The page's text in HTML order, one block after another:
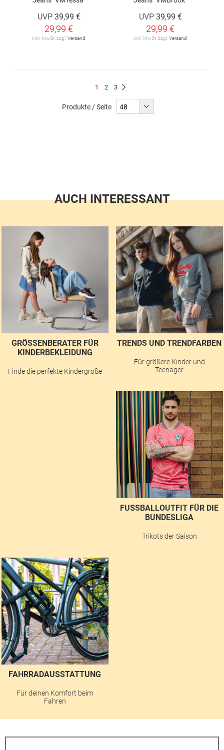
UVP 39,99 €
29,99 €
inkl. MwSt. zzgl. Versand
UVP 39,99 €
29,99 €
inkl. MwSt. zzgl. Versand
Du
1 Seite
2 Seite
3
Produkte / Seite
AUCH INTERESSANT
GRÖSSENBERATER FÜR K
INDERBEKLEIDUNG
Finde die perfekte Kindergröße
TRENDS UND TRENDFARBEN
Für größere Kinder und
Teenager
FUSSBALLOUTFIT FÜR DIE B
UNDESLIGA
Trikots der Saison
FAHRRADAUSSTATTUNG
Für deinen Komfort beim
Fahren